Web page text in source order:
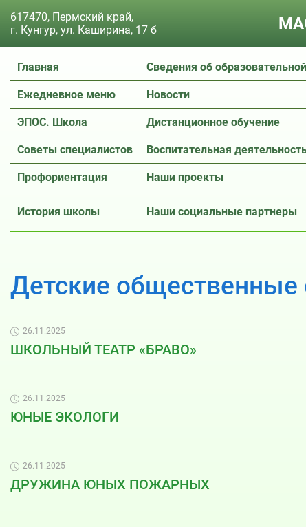
617470, Пермский край,
г. Кунгур, ул. Каширина, 17 б
Главная Сведения об
Ежедневное меню Новости
ЭПОС. Школа Дистанционное обучение
Советы специалистов Воспитательная
Профориентация Наши проекты
История школы Наши социальные партнеры
Детские общественные
26.11.2025
ШКОЛЬНЫЙ ТЕАТР «БРАВО»
26.11.2025
ЮНЫЕ ЭКОЛОГИ
26.11.2025
ДРУЖИНА ЮНЫХ ПОЖАРНЫХ